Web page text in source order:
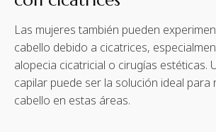
Las mujeres también pueden
cabello debido a cicatrices,
alopecia cicatricial o cirugías estéticas.
capilar puede ser la solución ideal para
cabello en estas áreas.